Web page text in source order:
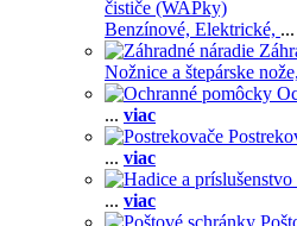
čističe (WAPky)
Benzínové, Elektrické, ...
Nožnice a štepárske nože,
... viac
... viac
... viac